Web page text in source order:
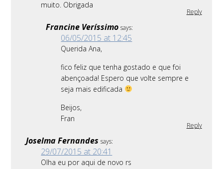
muito. Obrigada
Reply
Francine Veríssimo says:
06/05/2015 at 12:45
Querida Ana,
fico feliz que tenha gostado e que foi
abençoada! Espero que volte sempre e
seja mais edificada
Beijos,
Fran
Reply
Joselma Fernandes says:
29/07/2015 at 20:41
Olha eu por aqui de novo rs